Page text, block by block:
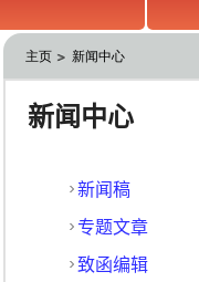
主页 新闻中心